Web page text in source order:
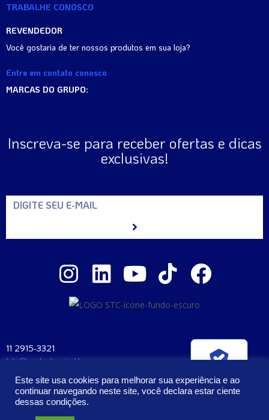
TRABALHE CONOSCO
REVENDEDOR
Você gostaria de ter nossos produtos em sua loja?
Entre em contato conosco
MARCAS DO GRUPO:
Inscreva-se para receber ofertas e dicas
exclusivas!
11 2915-3321
fale@santaclara.ind.br
CEP: 04225-000
Este site usa cookies para melhorar sua experiência e ao
continuar navegando neste site, você declara estar ciente
dessas condições.